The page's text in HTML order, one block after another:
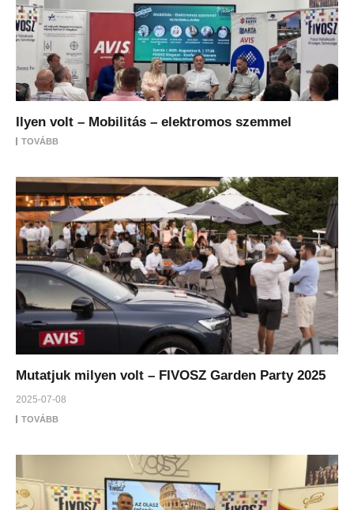
Ilyen volt – Mobilitás – elektromos szemmel
TOVÁBB
Mutatjuk milyen volt – FIVOSZ Garden Party 2025
2025-07-08
TOVÁBB